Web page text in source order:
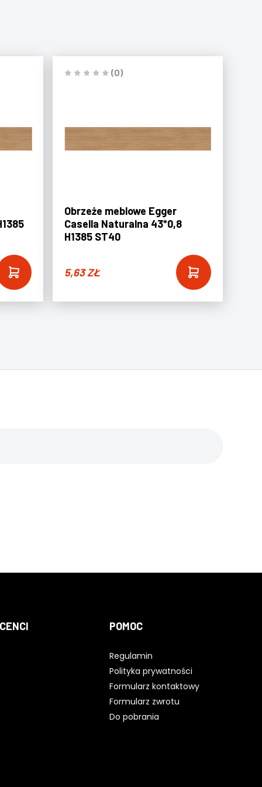
(0)
Obrzeże meblowe Egger
Casella Naturalna 43*0,8
H1385 ST40
5,63ZŁ
POMOC
Regulamin
Polityka prywatności
Formularz kontaktowy
Formularz zwrotu
Do pobrania